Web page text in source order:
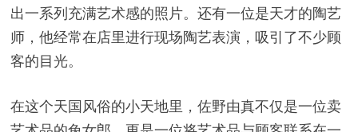
出一系列充满艺术感的照片。还有一位是天才的陶艺
师，他经常在店里进行现场陶艺表演，吸引了不少顾
客的目光。
在这个天国风俗的小天地里，佐野由真不仅是一位卖